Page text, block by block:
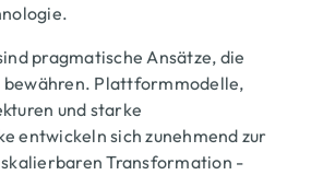
pragmatische Ansätze, die
bewähren. Plattformmodelle,
und starke
entwickeln sich zunehmend zur
Transformation -